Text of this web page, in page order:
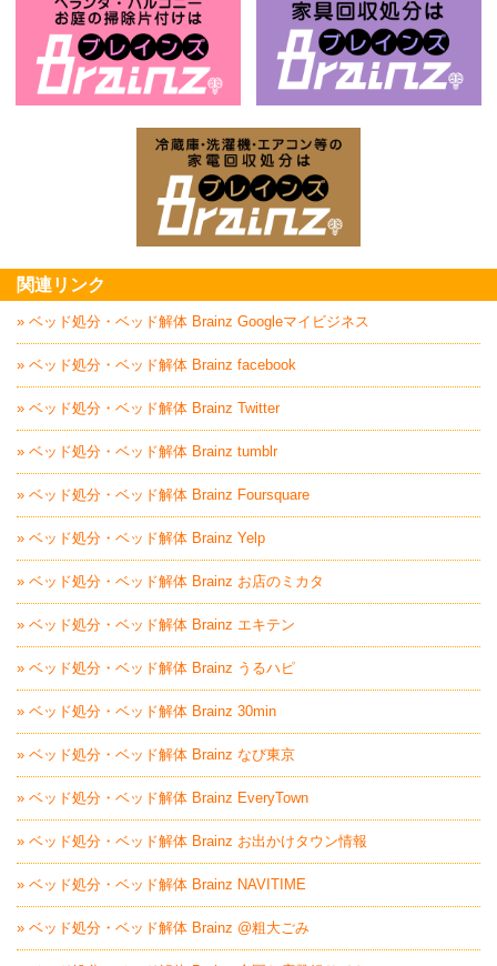
関連リンク
» ベッド処分・ベッド解体 Brainz Googleマイビジネス
» ベッド処分・ベッド解体 Brainz facebook
» ベッド処分・ベッド解体 Brainz Twitter
» ベッド処分・ベッド解体 Brainz tumblr
» ベッド処分・ベッド解体 Brainz Foursquare
» ベッド処分・ベッド解体 Brainz Yelp
» ベッド処分・ベッド解体 Brainz お店のミカタ
» ベッド処分・ベッド解体 Brainz エキテン
» ベッド処分・ベッド解体 Brainz うるハピ
» ベッド処分・ベッド解体 Brainz 30min
» ベッド処分・ベッド解体 Brainz なび東京
» ベッド処分・ベッド解体 Brainz EveryTown
» ベッド処分・ベッド解体 Brainz お出かけタウン情報
» ベッド処分・ベッド解体 Brainz NAVITIME
» ベッド処分・ベッド解体 Brainz @粗大ごみ